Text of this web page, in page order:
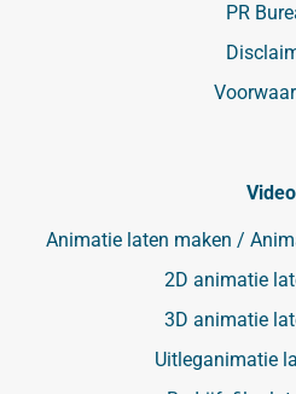
PR
Video
Animatie laten maken /
2D animatie
3D animatie
Uitleganimatie